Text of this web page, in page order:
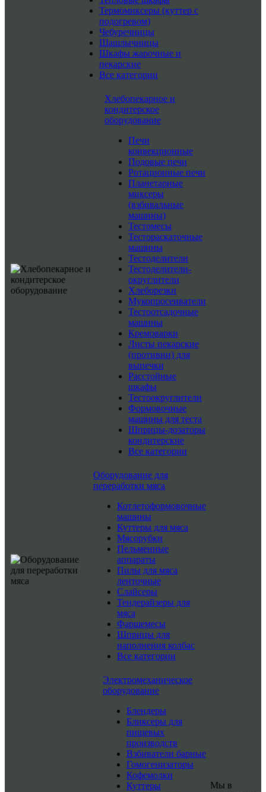
Термомиксеры (куттер с
подогревом)
Чебуречницы
Шашлычницы
Шкафы жарочные и
пекарские
Все категории
Хлебопекарное и
кондитерское
оборудование
Печи
конвекционные
Подовые печи
Ротационные печи
Планетарные
миксеры
(взбивальные
машины)
Тестомесы
Тестораскаточные
машины
Тестоделители
Тестоделители-
округлители
Хлеборезки
Мукопросеиватели
Тестоотсадочные
машины
Кремоварки
Листы пекарские
(противни) для
выпечки
Расстойные
шкафы
Тестоокруглители
Формовочные
машины для теста
Шприцы-дозаторы
кондитерские
Все категории
Оборудование для
переработки мяса
Котлетоформовочные
машины
Куттеры для мяса
Мясорубки
Пельменные
аппараты
Пилы для мяса
ленточные
Слайсеры
Тендерайзеры для
мяса
Фаршемесы
Шприцы для
наполнения колбас
Все категории
Электромеханическое
оборудование
Блендеры
Бликсеры для
пищевых
производств
Взбиватели барные
Гомогенизаторы
Кофемолки
Куттеры
Мы в